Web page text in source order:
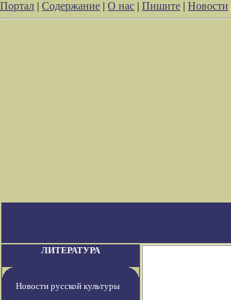
Портал | Содержание | О нас | Пишите | Новости
ЛИТЕРАТУРА
Новости русской культуры